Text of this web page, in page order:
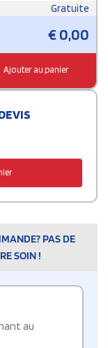
Gratuite
€0,00
Ajouter au panier
PAS DE
SOIN !
au